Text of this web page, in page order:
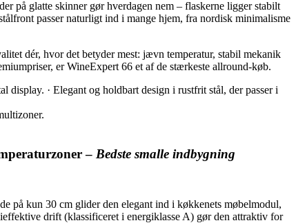
på glatte skinner gør hverdagen nem – flaskerne ligger stabilt
passer naturligt ind i mange hjem, fra nordisk minimalisme
dér, hvor det betyder mest: jævn temperatur, stabil mekanik
er WineExpert 66 et af de stærkeste allround-køb.
· Elegant og holdbart design i rustfrit stål, der passer i
– Bedste smalle indbygning
på kun 30 cm glider den elegant ind i køkkenets møbelmodul,
drift (klassificeret i energiklasse A) gør den attraktiv for